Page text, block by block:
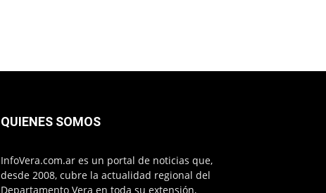
QUIENES SOMOS
InfoVera.com.ar es un portal de noticias que,
desde 2008, cubre la actualidad regional del
Departamento Vera en toda su extensión,